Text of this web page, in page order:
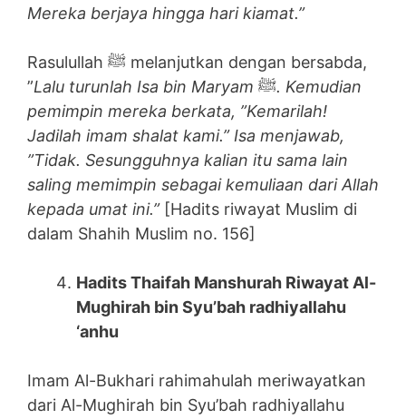
Mereka berjaya hingga hari kiamat.”
Rasulullah ﷺ melanjutkan dengan bersabda,
”Lalu turunlah Isa bin Maryam ﷺ. Kemudian
pemimpin mereka berkata, ”Kemarilah!
Jadilah imam shalat kami.” Isa menjawab,
”Tidak. Sesungguhnya kalian itu sama lain
saling memimpin sebagai kemuliaan dari Allah
kepada umat ini.” [Hadits riwayat Muslim di
dalam Shahih Muslim no. 156]
Hadits Thaifah Manshurah Riwayat Al-
Mughirah bin Syu’bah radhiyallahu
‘anhu
Imam Al-Bukhari rahimahulah meriwayatkan
dari Al-Mughirah bin Syu’bah radhiyallahu